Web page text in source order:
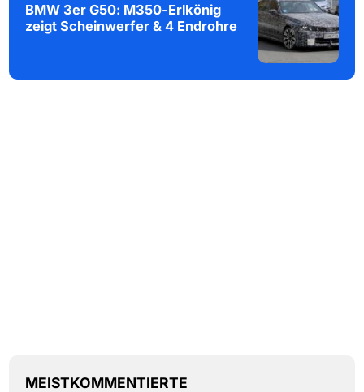
BMW 3er G50: M350-Erlkönig
zeigt Scheinwerfer & 4 Endrohre
MEISTKOMMENTIERTE